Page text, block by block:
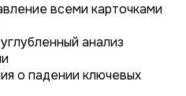
всеми карточками
анализ
о падении ключевых